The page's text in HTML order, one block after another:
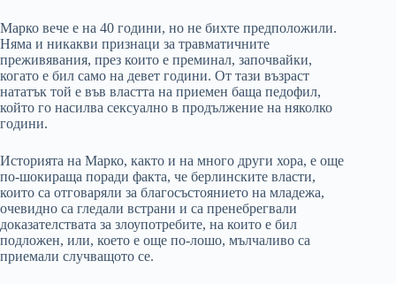
Марко вече е на 40 години, но не бихте предположили.
Няма и никакви признаци за травматичните
преживявания, през които е преминал, започвайки,
когато е бил само на девет години. От тази възраст
нататък той е във властта на приемен баща педофил,
който го насилва сексуално в продължение на няколко
години.
Историята на Марко, както и на много други хора, е още
по-шокираща поради факта, че берлинските власти,
които са отговаряли за благосъстоянието на младежа,
очевидно са гледали встрани и са пренебрегвали
доказателствата за злоупотребите, на които е бил
подложен, или, което е още по-лошо, мълчаливо са
приемали случващото се.